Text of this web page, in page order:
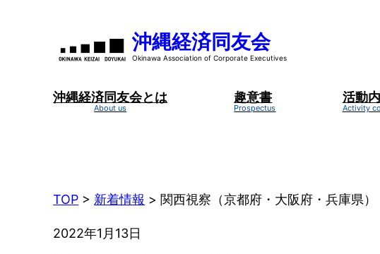
沖縄経済同友会
沖縄経済同友会とは 趣意書 活動
TOP > 新着情報 > 関西視察（京都府・大阪府・兵庫県）
2022年1月13日